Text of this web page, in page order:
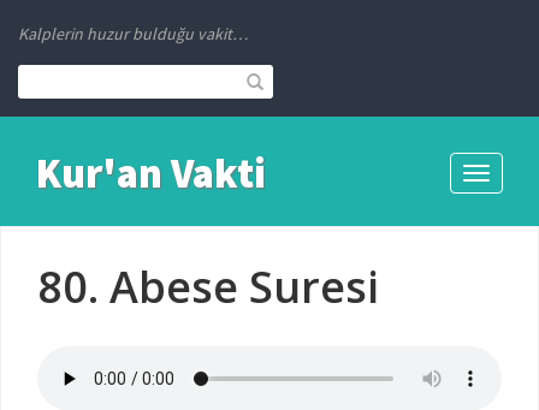
Kalplerin huzur bulduğu vakit…
Toggle
Kur'an Vakti
80. Abese Suresi